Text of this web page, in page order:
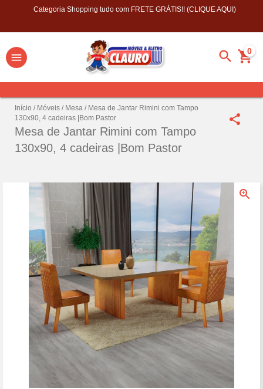
Categoria Shopping tudo com FRETE GRÁTIS!! (CLIQUE AQUI)
0
Início / Móveis / Mesa / Mesa de Jantar Rimini com Tampo
130x90, 4 cadeiras |Bom Pastor
Mesa de Jantar Rimini com Tampo
130x90, 4 cadeiras |Bom Pastor